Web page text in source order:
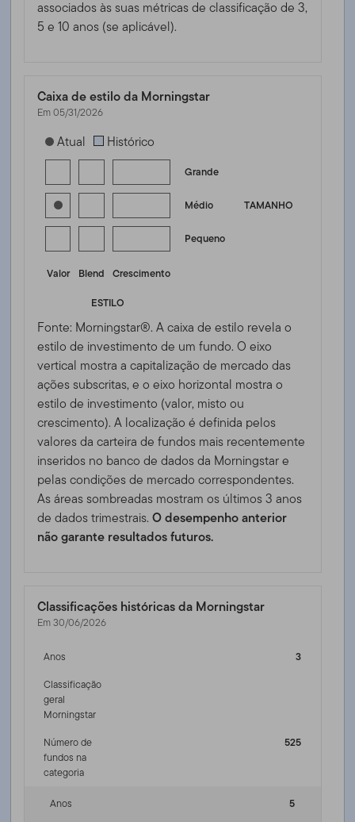
associados às suas métricas de classificação de 3,
5 e 10 anos (se aplicável).
Caixa de estilo da Morningstar
Em 05/31/2026
[products.morningstar-stylebox-title-sr-equity]
Atual Histórico
Grande
TAMANHO
Médio
Pequeno
Valor Blend
Crescimento
ESTILO
Fonte: Morningstar®. A caixa de estilo revela o
estilo de investimento de um fundo. O eixo
vertical mostra a capitalização de mercado das
ações subscritas, e o eixo horizontal mostra o
estilo de investimento (valor, misto ou
crescimento). A localização é definida pelos
valores da carteira de fundos mais recentemente
inseridos no banco de dados da Morningstar e
pelas condições de mercado correspondentes.
As áreas sombreadas mostram os últimos 3 anos
de dados trimestrais.O desempenho anterior
não garante resultados futuros.
Classificações históricas da Morningstar
Em 30/06/2026
Anos
3
Classificação
geral
Morningstar
Número de
fundos na
categoria
525
Anos
5